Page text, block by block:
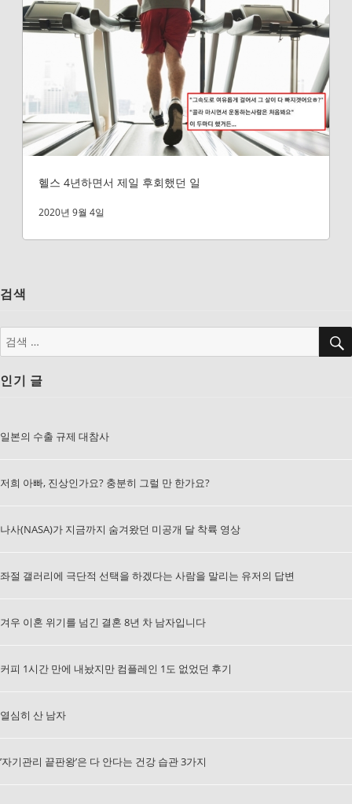
헬스 4년하면서 제일 후회했던 일
2020년 9월 4일
검색
검
색:
인기 글
일본의 수출 규제 대참사
저희 아빠, 진상인가요? 충분히 그럴 만 한가요?
나사(NASA)가 지금까지 숨겨왔던 미공개 달 착륙 영상
좌절 갤러리에 극단적 선택을 하겠다는 사람을 말리는 유저의 답변
겨우 이혼 위기를 넘긴 결혼 8년 차 남자입니다
커피 1시간 만에 내놨지만 컴플레인 1도 없었던 후기
열심히 산 남자
’자기관리 끝판왕’은 다 안다는 건강 습관 3가지